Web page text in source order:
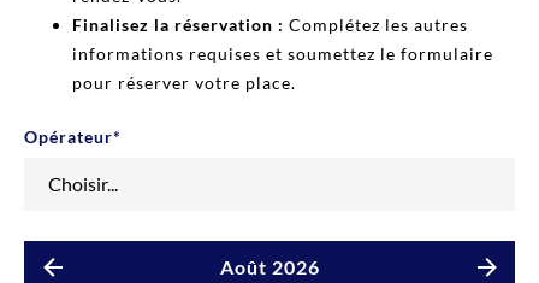
Finalisez la réservation : Complétez les autres
informations requises et soumettez le formulaire
pour réserver votre place.
Opérateur*
Août 2026